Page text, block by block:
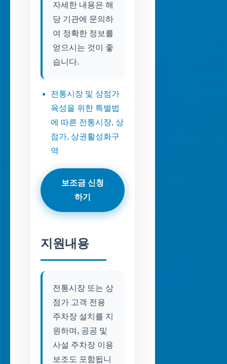
자세한 내용은 해
당 기관에 문의하
여 정확한 정보를
얻으시는 것이 좋
습니다.
전통시장 및 상점가
육성을 위한 특별법
에 따른 전통시장, 상
점가, 상권활성화구
역
보조금 신청
하기
지원내용
전통시장 또는 상
점가 고객 전용
주차장 설치를 지
원하며, 공공 및
사설 주차장 이용
보조도 포함됩니